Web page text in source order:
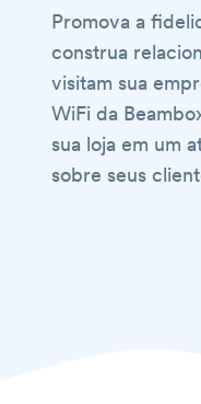
Promova a
construa
visitam sua
WiFi da
sua loja em um
sobre seus